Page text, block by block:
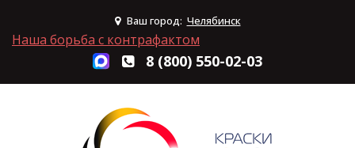
Ваш город: Челябинск
Наша борьба с контрафактом
8 (800) 550-02-03